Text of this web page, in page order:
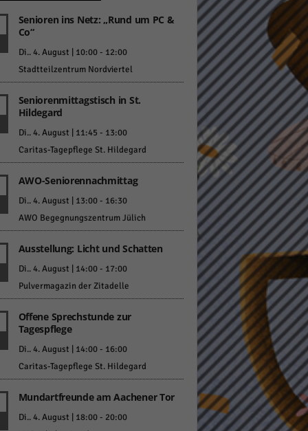
Senioren ins Netz: „Rund um PC &
Co“
Di.. 4. August | 10:00- 12:00
Stadtteilzentrum Nordviertel
Seniorenmittagstisch in St.
Hildegard
Di.. 4. August | 11:45 - 13:00
Caritas-Tagepflege St. Hildegard
AWO-Seniorennachmittag
Di.. 4. August | 13:00- 16:30
AWO Begegnungszentrum Jülich
Ausstellung: Licht und Schatten
Di.. 4. August | 14:00- 17:00
Pulvermagazin der Zitadelle
Offene Sprechstunde zur
Tagespflege
Di.. 4. August | 14:00- 16:00
Caritas-Tagepflege St. Hildegard
Mundartfreunde am Aachener Tor
Di.. 4. August | 18:00- 20:00
Statistiken
Externe Medien